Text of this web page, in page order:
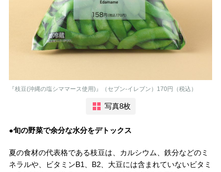
『枝豆(沖縄の塩シママース使用)』（セブン-イレブン）170円（税込）
写真8枚
●旬の野菜で余分な水分をデトックス
夏の食材の代表格である枝豆は、カルシウム、鉄分などのミ
ネラルや、ビタミンB1、B2、大豆には含まれていないビタミ